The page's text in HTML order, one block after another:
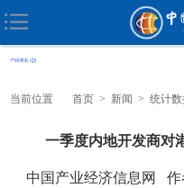
当前位置 首页 > 新闻 > 统计
一季度内地开发商对
中国产业经济信息网